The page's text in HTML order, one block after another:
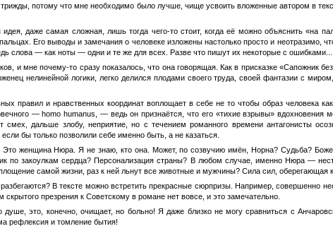
потому что мне необходимо было лучше, чище усвоить вложенные автором в
идея, даже самая сложная, лишь тогда чего-то стоит, когда её можно объяснить «на
Его выводы и замечания о человеке изложены настолько просто и неотразимо,
слова — как ноты — одни и те же для всех. Разве что пишут их некоторые с ошибками...
и мне почему-то сразу показалось, что она говорящая. Как в присказке «Сапожник
нелинейной логики, легко делился плодами своего труда, своей фантазии с
правил и нравственных координат воплощает в себе не то чтобы образ человека
— homo humanus, — ведь он признаётся, что его «тихие взрывы» вдохновения
смех, дальше злобу, неприятие, но с течением романного времени антагонисты
бы только позволили себе именно быть, а не казаться.
Это женщина Нюра. Я не знаю, кто она. Может, по созвучию имён, Норна? Судьба?
по закоулкам сердца? Персонализация страны? В любом случае, именно Нюра —
самой жизни, раз к ней льнут все животные и мужчины? Сила сил, оберегающая
В тексте можно встретить прекрасные сюрпризы. Например, совершенно
презрения к Советскому в романе нет вовсе, и это замечательно.
это, конечно, очищает, но больно! Я даже близко не могу сравниться с
рефлексия и томление бытия!